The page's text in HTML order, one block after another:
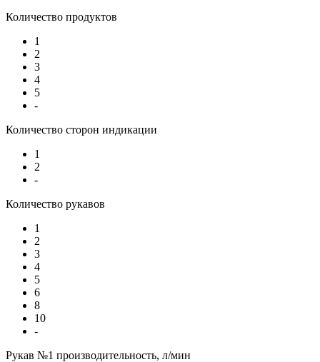
Количество продуктов
1
2
3
4
5
-
Количество сторон индикации
1
2
-
Количество рукавов
1
2
3
4
5
6
8
10
-
Рукав №1 производительность, л/мин